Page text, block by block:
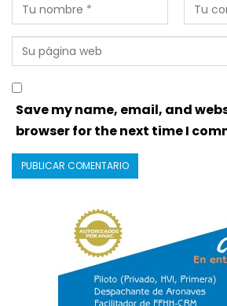
Save my name, email, and
browser for the next time I